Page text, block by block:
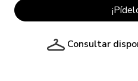
Consultar